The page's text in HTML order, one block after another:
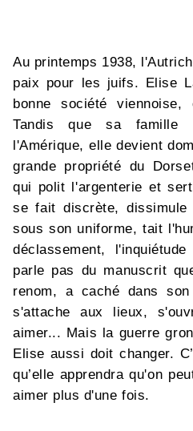
Au printemps 1938,
paix pour les juifs. Elise
bonne société
Tandis que sa famille
l'Amérique, elle devient
grande propriété du
qui polit l'argenterie et
se fait discrète,
sous son uniforme, tait
déclassement,
parle pas du manuscrit
renom, a caché dans
s'attache aux lieux,
aimer... Mais la guerre
Elise aussi doit changer.
qu’elle apprendra qu'on
aimer plus d'une fois.